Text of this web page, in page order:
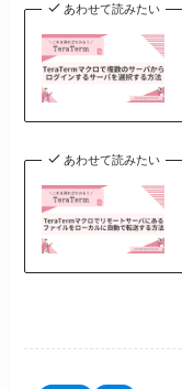
あわせて読みたい
あわせて読みたい